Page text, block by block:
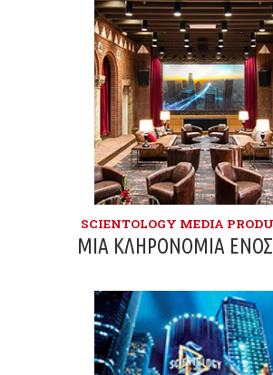
SCIENTOLOGY MEDIA
ΜΙΑ ΚΛΗΡΟΝΟΜΙΆ